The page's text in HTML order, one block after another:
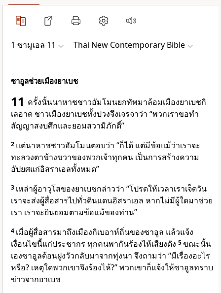
1 ซามูเอล 11 Thai New Contemporary Bible
ซาอูลช่วยเมืองยาเบช
11 ครั้งนั้นนาหาชชาวอัมโมนยกทัพมาล้อมเมืองยาเบชกิ
เลอาด ชาวเมืองยาเบชทั้งปวงจึงเจรจาว่า “พวกเราขอทำ
สัญญาสงบศึกและยอมสวามิภักดิ์”
2 แต่นาหาชชาวอัมโมนตอบว่า “ก็ได้ แต่มีข้อแม้ว่าเราจะ
ทะลวงตาข้างขวาของพวกเจ้าทุกคน เป็นการสร้างความ
อัปยศแก่อิสราเอลทั้งหมด”
3 เหล่าผู้อาวุโสของยาเบชกล่าวว่า “โปรดให้เวลาเราเจ็ดวัน
เราจะส่งผู้สื่อสารไปทั่วดินแดนอิสราเอล หากไม่มีผู้ใดมาช่วย
เรา เราจะยินยอมตามข้อแม้ของท่าน”
4 เมื่อผู้สื่อสารมาถึงเมืองกิเบอาห์ถิ่นของซาอูล แล้วแจ้ง
เงื่อนไขนี้แก่ประชากร ทุกคนพากันร้องไห้เสียงดัง 5ขณะนั้น
เองซาอูลต้อนฝูงวัวกลับมาจากทุ่งนา จึงถามว่า “มีเรื่องอะไร
หรือ? เหตุใดพวกเขาจึงร้องไห้?” พวกเขาก็แจ้งให้ซาอูลทราบ
ข่าวจากยาเบช